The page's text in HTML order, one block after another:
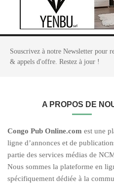
Souscrivez à notre Newsletter pour
& appels d'offre. Restez à jour !
A PROPOS DE
Congo Pub Online.com est une
ligne d’annonces et de
partie des services médias de
Nous sommes la plateforme en
spécifiquement dédiée à la